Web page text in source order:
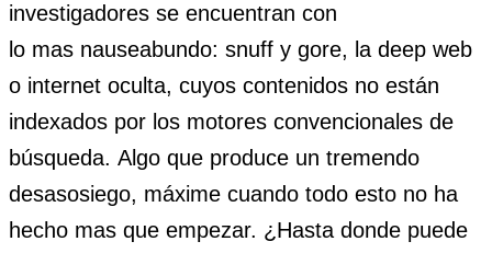
investigadores se encuentran con
lo mas nauseabundo: snuff y gore, la deep web
o internet oculta, cuyos contenidos no están
indexados por los motores convencionales de
búsqueda. Algo que produce un tremendo
desasosiego, máxime cuando todo esto no ha
hecho mas que empezar. ¿Hasta donde puede